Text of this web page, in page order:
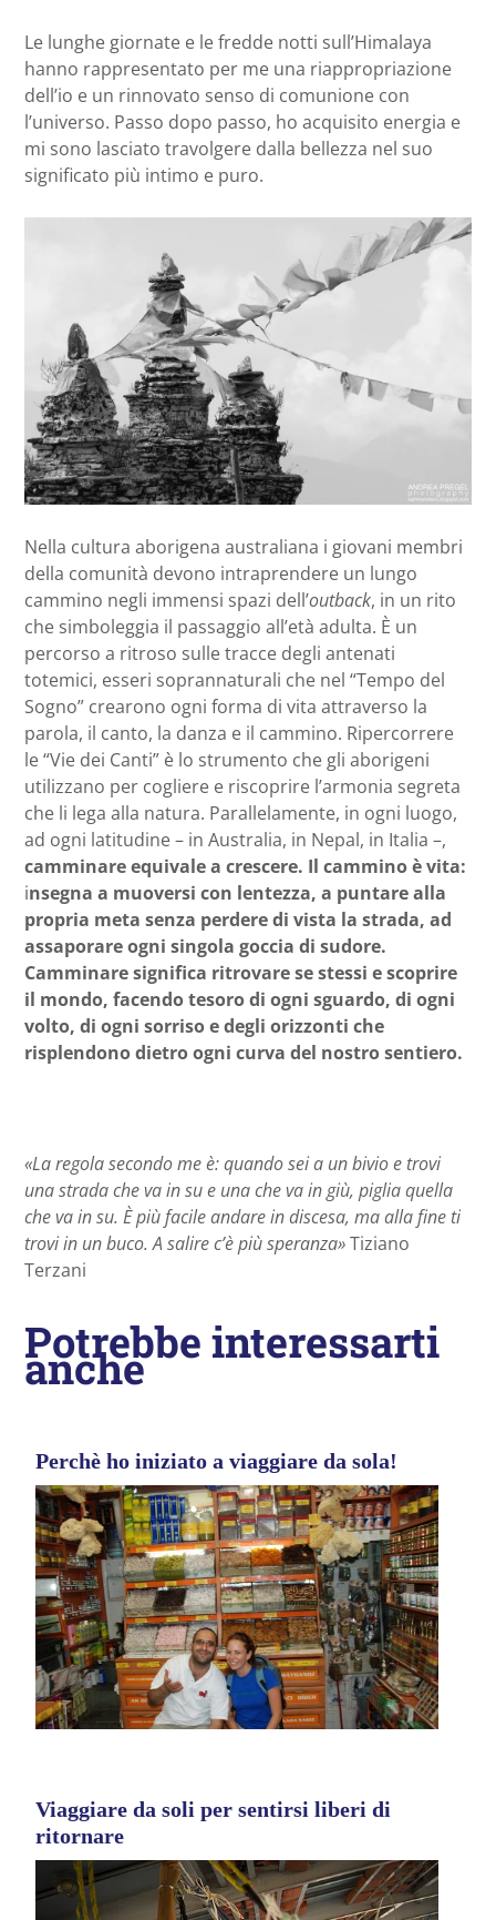
Le lunghe giornate e le fredde notti sull’Himalaya
hanno rappresentato per me una riappropriazione
dell’io e un rinnovato senso di comunione con
l’universo. Passo dopo passo, ho acquisito energia e
mi sono lasciato travolgere dalla bellezza nel suo
significato più intimo e puro.
Nella cultura aborigena australiana i giovani membri
della comunità devono intraprendere un lungo
cammino negli immensi spazi dell’outback, in un rito
che simboleggia il passaggio all’età adulta. È un
percorso a ritroso sulle tracce degli antenati
totemici, esseri soprannaturali che nel “Tempo del
Sogno” crearono ogni forma di vita attraverso la
parola, il canto, la danza e il cammino. Ripercorrere
le “Vie dei Canti” è lo strumento che gli aborigeni
utilizzano per cogliere e riscoprire l’armonia segreta
che li lega alla natura. Parallelamente, in ogni luogo,
ad ogni latitudine – in Australia, in Nepal, in Italia –,
camminare equivale a crescere. Il cammino è vita:
insegna a muoversi con lentezza, a puntare alla
propria meta senza perdere di vista la strada, ad
assaporare ogni singola goccia di sudore.
Camminare significa ritrovare se stessi e scoprire
il mondo, facendo tesoro di ogni sguardo, di ogni
volto, di ogni sorriso e degli orizzonti che
risplendono dietro ogni curva del nostro sentiero.
«La regola secondo me è: quando sei a un bivio e trovi
una strada che va in su e una che va in giù, piglia quella
che va in su. È più facile andare in discesa, ma alla fine ti
trovi in un buco. A salire c’è più speranza»Tiziano
Terzani
Potrebbe interessarti
anche
Perchè ho iniziato a viaggiare da sola!
Viaggiare da soli per sentirsi liberi di
ritornare